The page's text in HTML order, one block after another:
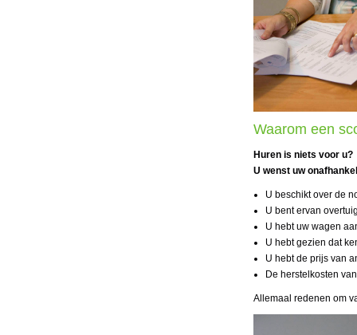
Waarom een
Huren is niets voor u?
U wenst uw
U beschikt over de
U bent ervan
U hebt uw wagen
U hebt gezien dat
U hebt de prijs van
De herstelkosten
Allemaal redenen om